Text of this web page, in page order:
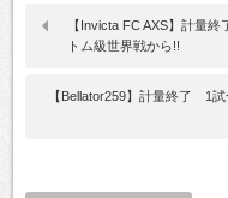
【Invicta FC AXS】計量
トム級世界戦から!!
【Bellator259】計量終了 1